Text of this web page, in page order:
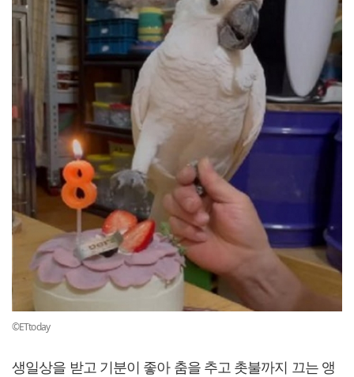
©ETtoday
생일상을 받고 기분이 좋아 춤을 추고 촛불까지 끄는 앵